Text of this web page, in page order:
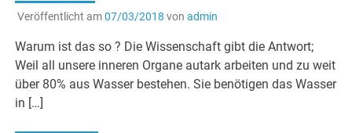
Veröffentlicht am07/03/2018 von admin
Warum ist das so ? Die Wissenschaft gibt die Antwort;
Weil all unsere inneren Organe autark arbeiten und zu weit
über 80% aus Wasser bestehen. Sie benötigen das Wasser
in […]